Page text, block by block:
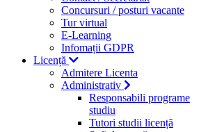
Concursuri / posturi vacante
Tur virtual
E-Learning
Infomații GDPR
Licență
Admitere Licenta
Administrativ
Responsabili programe
studiu
Tutori studii licență